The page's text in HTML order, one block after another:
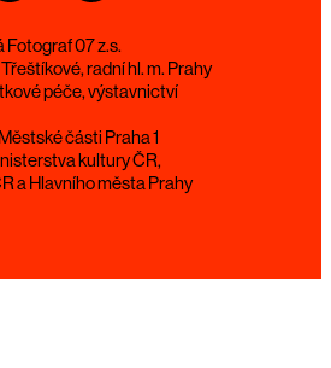
Fotograf 07 z.s.
radní hl. m. Prahy
péče, výstavnictví
části Praha 1
kultury ČR,
a Hlavního města Prahy